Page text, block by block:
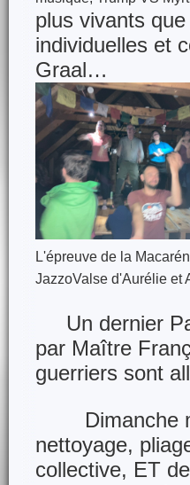
plus vivants
individuelles et
Graal…
L'épreuve de la
JazzoValse d'Aurélie et
Un dernier
par Maître
guerriers sont
Dimanche
nettoyage,
collective, ET